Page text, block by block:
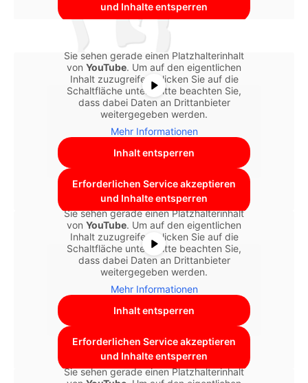
und Inhalte entsperren
Sie sehen gerade einen Platzhalterinhalt
von YouTube. Um auf den eigentlichen
Inhalt zuzugreifen, klicken Sie auf die
Schaltfläche unten. Bitte beachten Sie,
dass dabei Daten an Drittanbieter
weitergegeben werden.
Mehr Informationen
Inhalt entsperren
Erforderlichen Service akzeptieren
und Inhalte entsperren
Sie sehen gerade einen Platzhalterinhalt
von YouTube. Um auf den eigentlichen
Inhalt zuzugreifen, klicken Sie auf die
Schaltfläche unten. Bitte beachten Sie,
dass dabei Daten an Drittanbieter
weitergegeben werden.
Mehr Informationen
Inhalt entsperren
Erforderlichen Service akzeptieren
und Inhalte entsperren
Sie sehen gerade einen Platzhalterinhalt